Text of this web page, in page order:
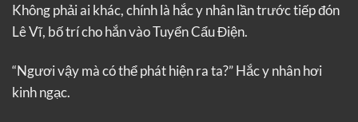
Không phải ai khác, chính là hắc y nhân lần trước tiếp đón
Lê Vĩ, bố trí cho hắn vào Tuyển Cẩu Điện.
“Ngươi vậy mà có thể phát hiện ra ta?” Hắc y nhân hơi
kinh ngạc.